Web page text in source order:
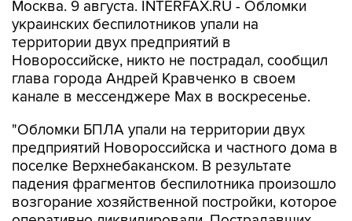
территории двух предприятий в
Новороссийске, никто не пострадал, сообщил
глава города Андрей Кравченко в своем
канале в мессенджере Max в воскресенье.
"Обломки БПЛА упали на территории двух
поселке Верхнебаканском. В результате
падения фрагментов беспилотника произошло
возгорание хозяйственной постройки, которое
оперативно ликвидировали. Пострадавших
нет", - говорится в сообщении.